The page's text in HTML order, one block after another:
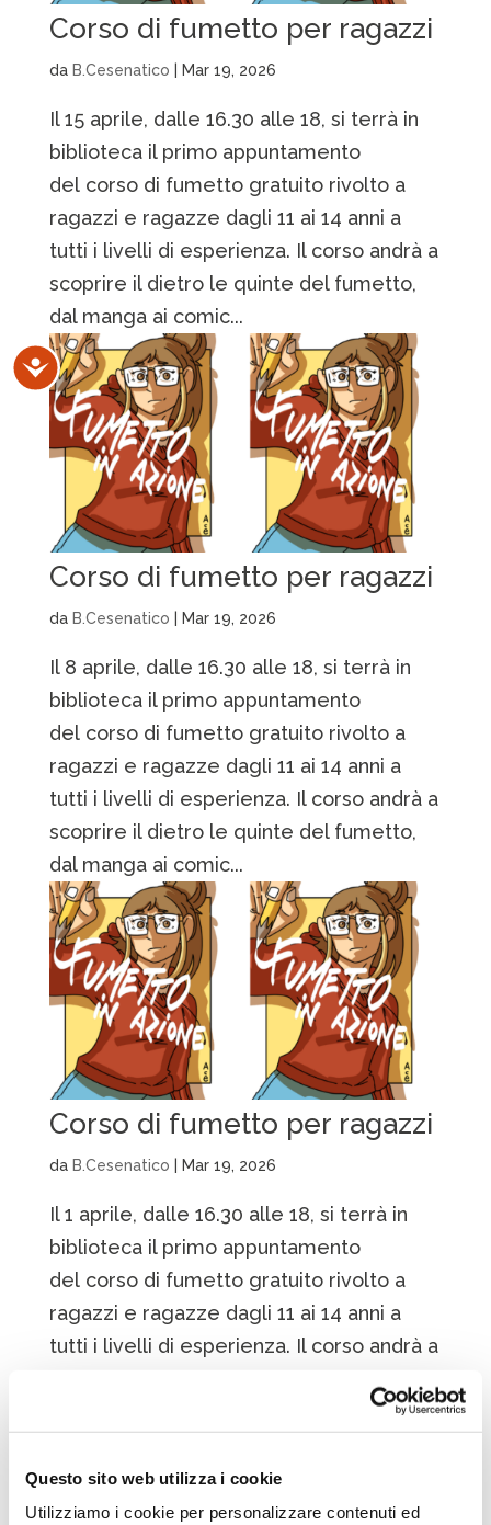
Questo sito web utilizza i cookie
Utilizziamo i cookie per personalizzare contenuti ed
Accessibilità
Corso di fumetto per ragazzi
da B.Cesenatico Mar 19, 2026
Il 15 aprile, dalle 16.30 alle 18, si terrà in
biblioteca il primo appuntamento
del corso di fumetto gratuito rivolto a
ragazzi e ragazze dagli 11 ai 14 anni a
tutti i livelli di esperienza. Il corso andrà a
scoprire il dietro le quinte del fumetto,
dal manga ai comic...
Corso di fumetto per ragazzi
da B.Cesenatico Mar 19, 2026
Il 8 aprile, dalle 16.30 alle 18, si terrà in
biblioteca il primo appuntamento
del corso di fumetto gratuito rivolto a
ragazzi e ragazze dagli 11 ai 14 anni a
tutti i livelli di esperienza. Il corso andrà a
scoprire il dietro le quinte del fumetto,
dal manga ai comic...
Corso di fumetto per ragazzi
da B.Cesenatico Mar 19, 2026
Il 1 aprile, dalle 16.30 alle 18, si terrà in
biblioteca il primo appuntamento
del corso di fumetto gratuito rivolto a
ragazzi e ragazze dagli 11 ai 14 anni a
tutti i livelli di esperienza. Il corso andrà a